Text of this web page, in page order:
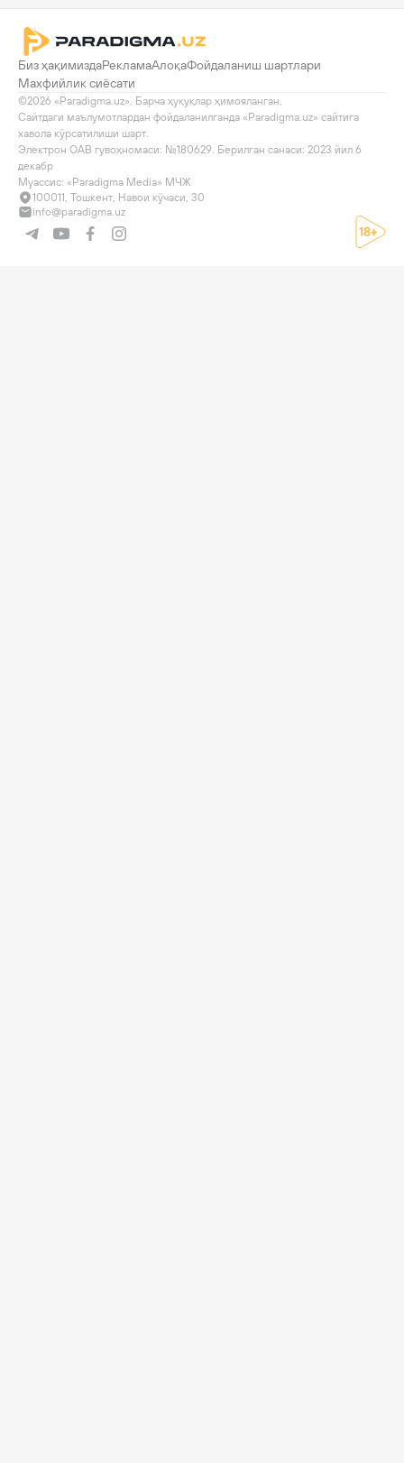
Биз ҳақимиздаРекламаАлоқаФойдаланиш шартлари
Махфийлик сиёсати
©2026 «Paradigma.uz». Барча ҳуқуқлар ҳимояланган.
Сайтдаги маълумотлардан фойдаланилганда «Paradigma.uz» сайтига
хавола кўрсатилиши шарт.
Электрон ОАВ гувоҳномаси: №180629. Берилган санаси: 2023 йил 6
декабр
Муассис: «Paradigma Media» МЧЖ
100011, Тошкент, Навои кўчаси, 30
info@paradigma.uz